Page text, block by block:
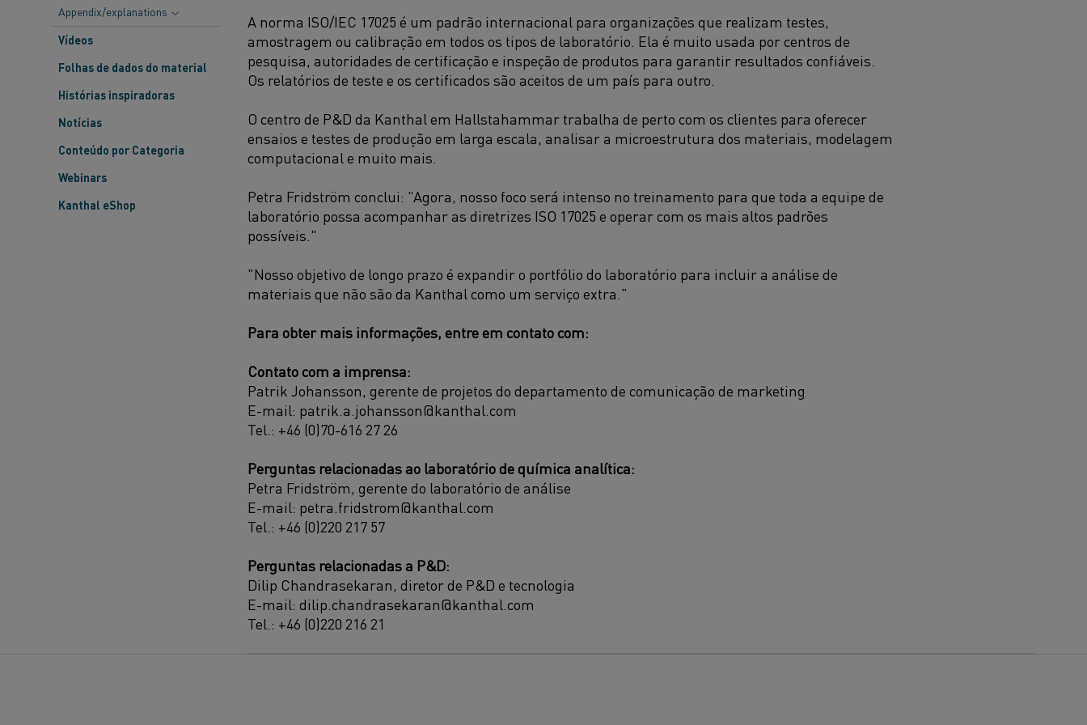
Appendix/explanations
Vídeos
Folhas de dados do material
Histórias inspiradoras
Notícias
Conteúdo por Categoria
Webinars
Kanthal eShop
A norma ISO/IEC 17025 é um padrão internacional para organizações que realizam testes,
amostragem ou calibração em todos os tipos de laboratório. Ela é muito usada por centros de
pesquisa, autoridades de certificação e inspeção de produtos para garantir resultados confiáveis.
Os relatórios de teste e os certificados são aceitos de um país para outro.
O centro de P&D da Kanthal em Hallstahammar trabalha de perto com os clientes para oferecer
ensaios e testes de produção em larga escala, analisar a microestrutura dos materiais, modelagem
computacional e muito mais.
Petra Fridström conclui: "Agora, nosso foco será intenso no treinamento para que toda a equipe de
laboratório possa acompanhar as diretrizes ISO 17025 e operar com os mais altos padrões
possíveis."
"Nosso objetivo de longo prazo é expandir o portfólio do laboratório para incluir a análise de
materiais que não são da Kanthal como um serviço extra."
Para obter mais informações, entre em contato com:
Contato com a imprensa:
Patrik Johansson, gerente de projetos do departamento de comunicação de marketing
E-mail: patrik.a.johansson@kanthal.com
Tel.: +46 (0)70-616 27 26
Perguntas relacionadas ao laboratório de química analítica:
Petra Fridström, gerente do laboratório de análise
E-mail: petra.fridstrom@kanthal.com
Tel.: +46 (0)220 217 57
Perguntas relacionadas a P&D:
Dilip Chandrasekaran, diretor de P&D e tecnologia
E-mail: dilip.chandrasekaran@kanthal.com
Tel.: +46 (0)220 216 21